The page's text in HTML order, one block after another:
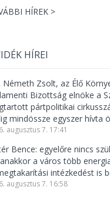
HÍREK >
HÍREI
Németh Zsolt, az Élő
Bizottság elnöke a
pártpolitikai
mindössze egyszer hívta
augusztus 7. 17:41
Bence: egyelőre nincs
a város több
intézkedést is
augusztus 7. 16:58